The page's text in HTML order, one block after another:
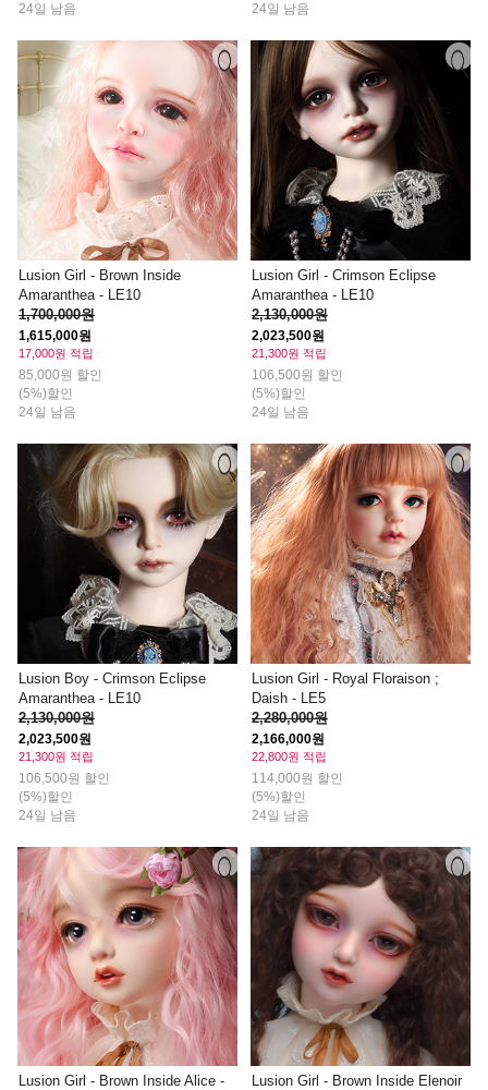
24일 남음
24일 남음
Lusion Girl - Brown Inside
Amaranthea - LE10
1,700,000원
1,615,000원
17,000원 적립
85,000원 할인
(5%)할인
24일 남음
Lusion Girl - Crimson Eclipse
Amaranthea - LE10
2,130,000원
2,023,500원
21,300원 적립
106,500원 할인
(5%)할인
24일 남음
Lusion Boy - Crimson Eclipse
Amaranthea - LE10
2,130,000원
2,023,500원
21,300원 적립
106,500원 할인
(5%)할인
24일 남음
Lusion Girl - Royal Floraison ;
Daish - LE5
2,280,000원
2,166,000원
22,800원 적립
114,000원 할인
(5%)할인
24일 남음
Lusion Girl - Brown Inside Alice - Lusion Girl - Brown Inside Elenoir